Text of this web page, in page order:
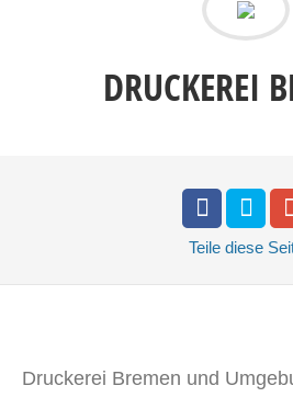
DRUCKEREI
Teile diese
Druckerei Bremen und